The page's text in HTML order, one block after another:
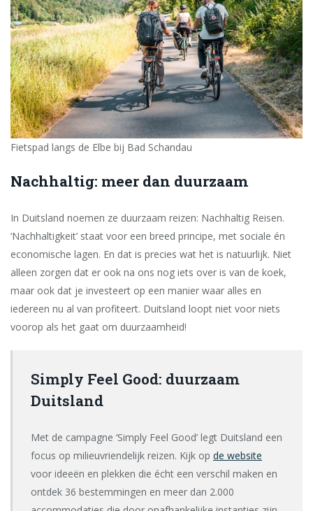
Fietspad langs de Elbe bij Bad Schandau
Nachhaltig: meer dan duurzaam
In Duitsland noemen ze duurzaam reizen: Nachhaltig Reisen.
‘Nachhaltigkeit’ staat voor een breed principe, met sociale én
economische lagen. En dat is precies wat het is natuurlijk. Niet
alleen zorgen dat er ook na ons nog iets over is van de koek,
maar ook dat je investeert op een manier waar alles en
iedereen nu al van profiteert. Duitsland loopt niet voor niets
voorop als het gaat om duurzaamheid!
Simply Feel Good: duurzaam
Duitsland
Met de campagne ‘Simply Feel Good’ legt Duitsland een
focus op milieuvriendelijk reizen. Kijk op de website
voor ideeën en plekken die écht een verschil maken en
ontdek 36 bestemmingen en meer dan 2.000